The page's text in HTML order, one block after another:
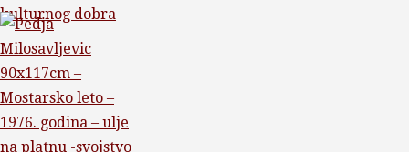
kulturnog dobra